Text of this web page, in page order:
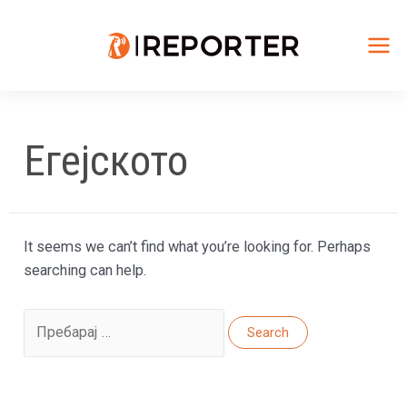
Егејското
It seems we can’t find what you’re looking for. Perhaps
searching can help.